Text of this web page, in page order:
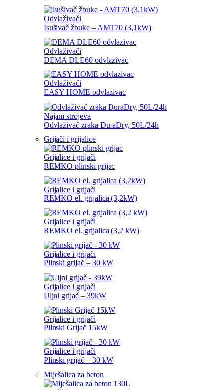
Odvlaživači
Isušivač žbuke – AMT70 (3,1kW)
Odvlaživači
DEMA DLE60 odvlazivac
Odvlaživači
EASY HOME odvlazivac
Najam strojeva
Odvlaživač zraka DuraDry, 50L/24h
Grijači i grijalice
Grijalice i grijači
REMKO plinski grijac
Grijalice i grijači
REMKO el. grijalica (3,2kW)
Grijalice i grijači
REMKO el. grijalica (3,2 kW)
Grijalice i grijači
Plinski grijač – 30 kW
Grijalice i grijači
Uljni grijač – 39kW
Grijalice i grijači
Plinski Grijač 15kW
Grijalice i grijači
Plinski grijač – 30 kW
Miješalica za beton